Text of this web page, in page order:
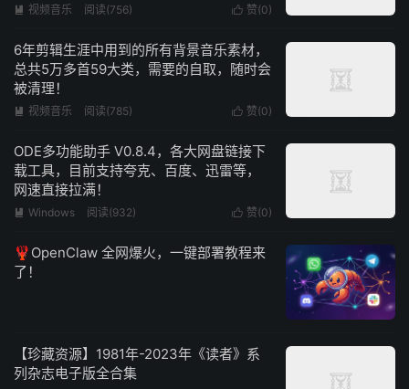
 赞(0)
 视频音乐 阅读(756)
6年剪辑生涯中用到的所有背景音乐素材，
总共5万多首59大类，需要的自取，随时会
被清理！
 赞(0)
 视频音乐 阅读(785)
ODE多功能助手 V0.8.4，各大网盘链接下
载工具，目前支持夸克、百度、迅雷等，
网速直接拉满！
 赞(0)
 Windows 阅读(932)
🦞OpenClaw 全网爆火，一键部署教程来
了！
【珍藏资源】1981年-2023年《读者》系
列杂志电子版全合集